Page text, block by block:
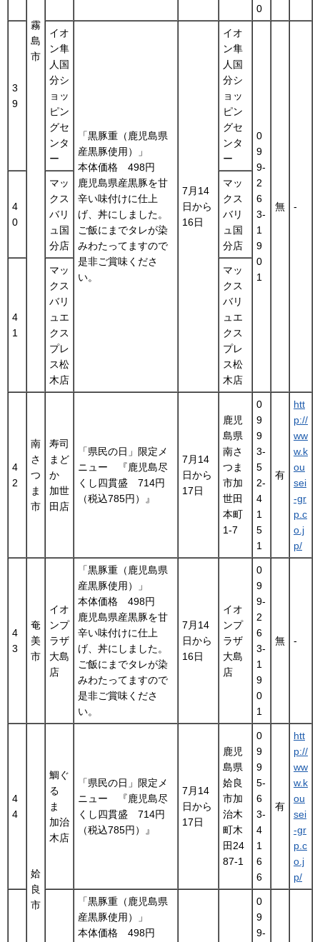
霧
島
市
0
3
9
イオ
ン隼
人国
分シ
ョッ
ピン
グセ
ンタ
ー
「黒豚重（鹿児島県
産黒豚使用）」
本体価格 498円
鹿児島県産黒豚を甘
辛い味付けに仕上
げ、丼にしました。
ご飯にまでタレが染
みわたってますので
是非ご賞味くださ
い。
7月14
日から
16日
イオ
ン隼
人国
分シ
ョッ
ピン
グセ
ンタ
ー
0
9
9-
2
6
3-
1
9
0
1
無 -
4
0
マッ
クス
バリ
ュ国
分店
マッ
クス
バリ
ュ国
分店
4
1
マッ
クス
バリ
ュエ
クス
プレ
ス松
木店
マッ
クス
バリ
ュエ
クス
プレ
ス松
木店
4
2
南
さ
つ
ま
市
寿司
まど
か
加世
田店
「県民の日」限定メ
ニュー 『鹿児島尽
くし四貫盛 714円
（税込785円）』
7月14
日から
17日
鹿児
島県
南さ
つま
市加
世田
本町
1-7
0
9
9
3-
5
2-
4
1
5
1
有
htt
p://
ww
w.k
ou
sei
-gr
p.c
o.j
p/
4
3
奄
美
市
イオ
ンプ
ラザ
大島
店
「黒豚重（鹿児島県
産黒豚使用）」
本体価格 498円
鹿児島県産黒豚を甘
辛い味付けに仕上
げ、丼にしました。
ご飯にまでタレが染
みわたってますので
是非ご賞味くださ
い。
7月14
日から
16日
イオ
ンプ
ラザ
大島
店
0
9
9-
2
6
3-
1
9
0
1
無 -
4
4
姶
良
市
鯛ぐ
る
ま
加治
木店
「県民の日」限定メ
ニュー 『鹿児島尽
くし四貫盛 714円
（税込785円）』
7月14
日から
17日
鹿児
島県
姶良
市加
治木
町木
田24
87-1
0
9
9
5-
6
3-
4
1
6
6
有
htt
p://
ww
w.k
ou
sei
-gr
p.c
o.j
p/
「黒豚重（鹿児島県
産黒豚使用）」
本体価格 498円
0
9
9-